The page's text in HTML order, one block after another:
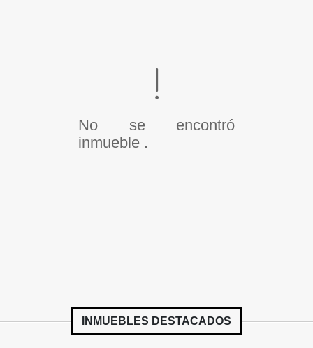
No se encontró
inmueble .
INMUEBLES DESTACADOS